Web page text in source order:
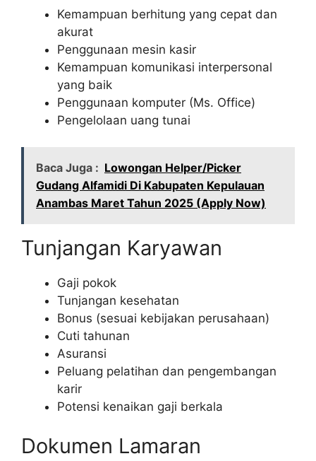
Kemampuan berhitung yang cepat dan
akurat
Penggunaan mesin kasir
Kemampuan komunikasi interpersonal
yang baik
Penggunaan komputer (Ms. Office)
Pengelolaan uang tunai
Baca Juga : Lowongan Helper/Picker
Gudang Alfamidi Di Kabupaten Kepulauan
Anambas Maret Tahun 2025 (Apply Now)
Tunjangan Karyawan
Gaji pokok
Tunjangan kesehatan
Bonus (sesuai kebijakan perusahaan)
Cuti tahunan
Asuransi
Peluang pelatihan dan pengembangan
karir
Potensi kenaikan gaji berkala
Dokumen Lamaran